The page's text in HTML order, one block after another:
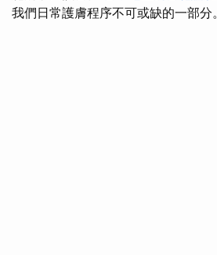
我們日常護膚程序不可或缺的一部分。